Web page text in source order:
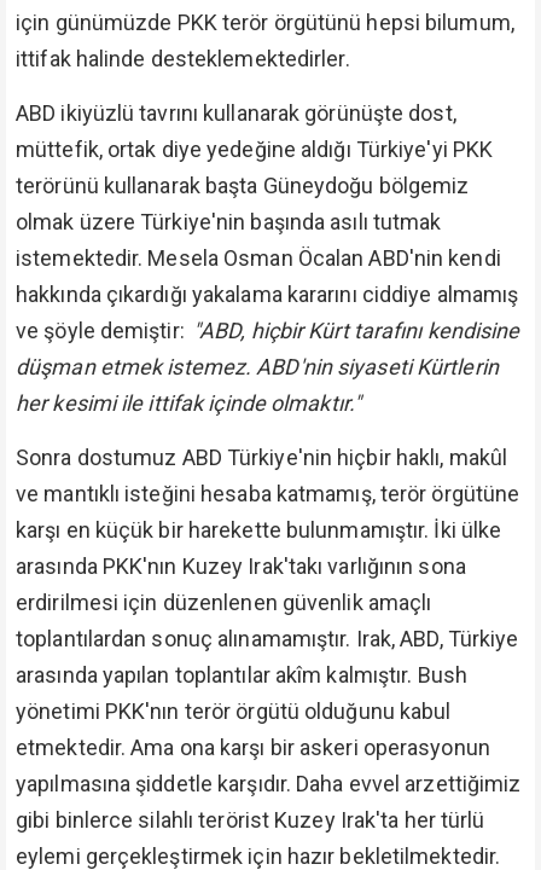
için günümüzde PKK terör örgütünü hepsi bilumum,
ittifak halinde desteklemektedirler.
ABD ikiyüzlü tavrını kullanarak görünüşte dost,
müttefik, ortak diye yedeğine aldığı Türkiye'yi PKK
terörünü kullanarak başta Güneydoğu bölgemiz
olmak üzere Türkiye'nin başında asılı tutmak
istemektedir. Mesela Osman Öcalan ABD'nin kendi
hakkında çıkardığı yakalama kararını ciddiye almamış
ve şöyle demiştir: "ABD, hiçbir Kürt tarafını kendisine
düşman etmek istemez. ABD'nin siyaseti Kürtlerin
her kesimi ile ittifak içinde olmaktır."
Sonra dostumuz ABD Türkiye'nin hiçbir haklı, makûl
ve mantıklı isteğini hesaba katmamış, terör örgütüne
karşı en küçük bir harekette bulunmamıştır. İki ülke
arasında PKK'nın Kuzey Irak'takı varlığının sona
erdirilmesi için düzenlenen güvenlik amaçlı
toplantılardan sonuç alınamamıştır. Irak, ABD, Türkiye
arasında yapılan toplantılar akîm kalmıştır. Bush
yönetimi PKK'nın terör örgütü olduğunu kabul
etmektedir. Ama ona karşı bir askeri operasyonun
yapılmasına şiddetle karşıdır. Daha evvel arzettiğimiz
gibi binlerce silahlı terörist Kuzey Irak'ta her türlü
eylemi gerçekleştirmek için hazır bekletilmektedir.